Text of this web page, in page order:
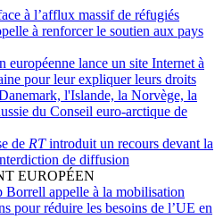
à l’afflux massif de réfugiés
à renforcer le soutien aux pays
européenne lance un site Internet à
pour leur expliquer leurs droits
l'Islande, la Norvège, la
du Conseil euro-arctique de
de RTintroduit un recours devant la
de diffusion
EUROPÉEN
Borrell appelle à la mobilisation
pour réduire les besoins de l’UE en